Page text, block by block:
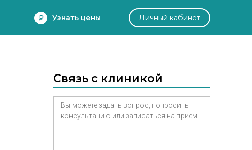
Узнать цены Личный кабинет
Связь с клиникой